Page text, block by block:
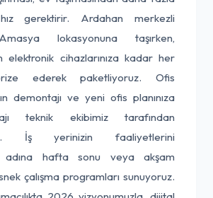
gerektirir. Ardahan merkezli
lokasyonuna taşırken,
elektronik cihazlarınıza kadar her
ederek paketliyoruz. Ofis
demontajı ve yeni ofis planınıza
teknik ekibimiz tarafından
İş yerinizin faaliyetlerini
adına hafta sonu veya akşam
çalışma programları sunuyoruz.